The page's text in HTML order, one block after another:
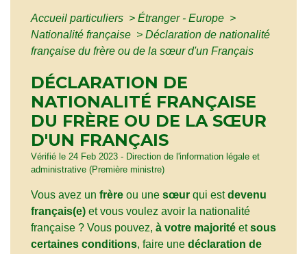
Accueil particuliers > Étranger - Europe >
Nationalité française > Déclaration de nationalité
française du frère ou de la sœur d'un Français
DÉCLARATION DE
NATIONALITÉ FRANÇAISE
DU FRÈRE OU DE LA SŒUR
D'UN FRANÇAIS
Vérifié le 24 Feb 2023 - Direction de l'information légale et
administrative (Première ministre)
Vous avez un frère ou une sœur qui estdevenu
français(e) et vous voulez avoir la nationalité
française ? Vous pouvez, à votre majorité etsous
certaines conditions, faire une déclaration de